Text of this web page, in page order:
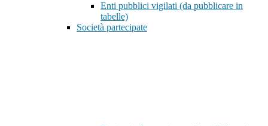
Enti pubblici vigilati (da pubblicare in
tabelle)
Società partecipate